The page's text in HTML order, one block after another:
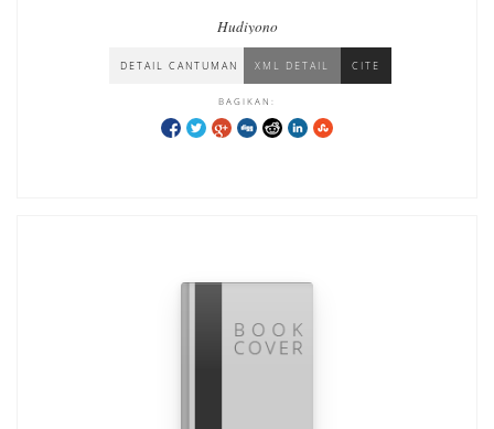
Hudiyono
DETAIL CANTUMAN XML DETAIL CITE
BAGIKAN: